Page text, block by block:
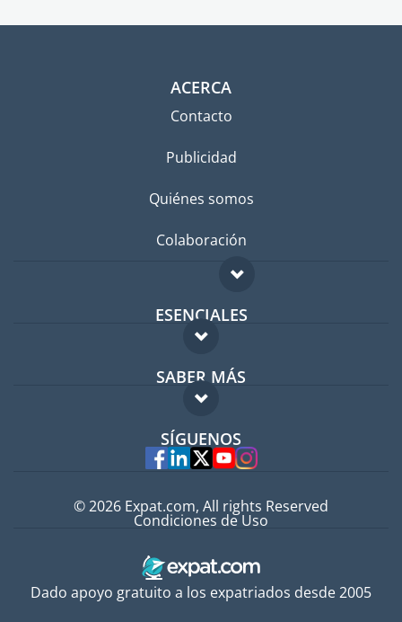
ACERCA
Contacto
Publicidad
Quiénes somos
Colaboración
ESENCIALES
Foro para expatriados
Guía para expatriados
Trabajos en el extranjero
SABER MÁS
FAQ
Expertos
SÍGUENOS
Dado apoyo gratuito a los expatriados desde 2005
© 2026 Expat.com, All rights Reserved
Condiciones de Uso